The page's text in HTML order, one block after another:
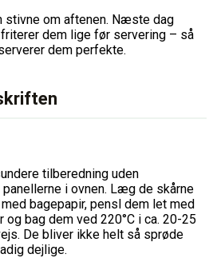
stivne om aftenen. Næste dag
dem lige før servering – så
dem perfekte.
tilberedning uden
i ovnen. Læg de skårne
bagepapir, pensl dem let med
bag dem ved 220°C i ca. 20-25
De bliver ikke helt så sprøde
dejlige.